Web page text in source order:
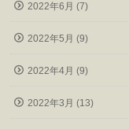
2022年6月 (7)
2022年5月 (9)
2022年4月 (9)
2022年3月 (13)